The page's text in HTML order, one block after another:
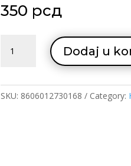
350 рсд
mornar
Dodaj u
SKU: 8606012730168 Category: